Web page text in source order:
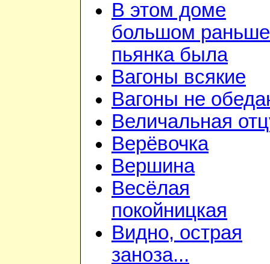
В этом доме
большом раньше
пьянка была
Вагоны всякие
Вагоны не
Величальная
Верёвочка
Вершина
Весёлая
покойницкая
Видно, острая
заноза...